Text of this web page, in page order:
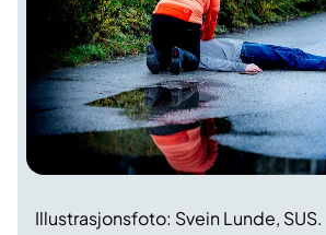
Illustrasjonsfoto: Svein Lunde, SUS.